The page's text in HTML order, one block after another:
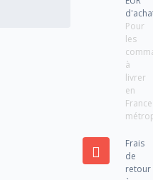
Pour
les
à
livrer
en
France
Frais
de
retour